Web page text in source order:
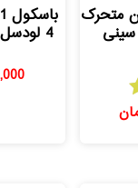
محک 1.5 تن متحرک
مدل MDS13000 سینی 4 لودسل با ابعاد 150×150